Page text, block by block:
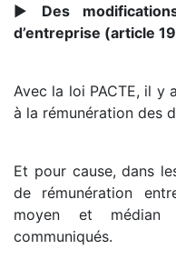
► Des
d’entreprise (article
Avec la loi PACTE, il y
à la rémunération des
Et pour cause, dans
de rémunération
moyen et médian
communiqués.